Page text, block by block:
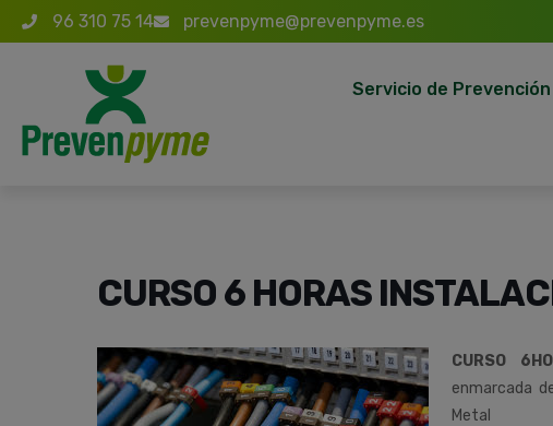
96 310 75 14 prevenpyme@prevenpyme.es
Servicio de Prevención
CURSO 6 HORAS
CURSO
enmarcada
Metal